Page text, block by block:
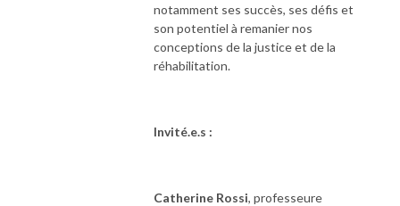
notamment ses succès, ses défis et
son potentiel à remanier nos
conceptions de la justice et de la
réhabilitation.
Invité.e.s :
Catherine Rossi, professeure